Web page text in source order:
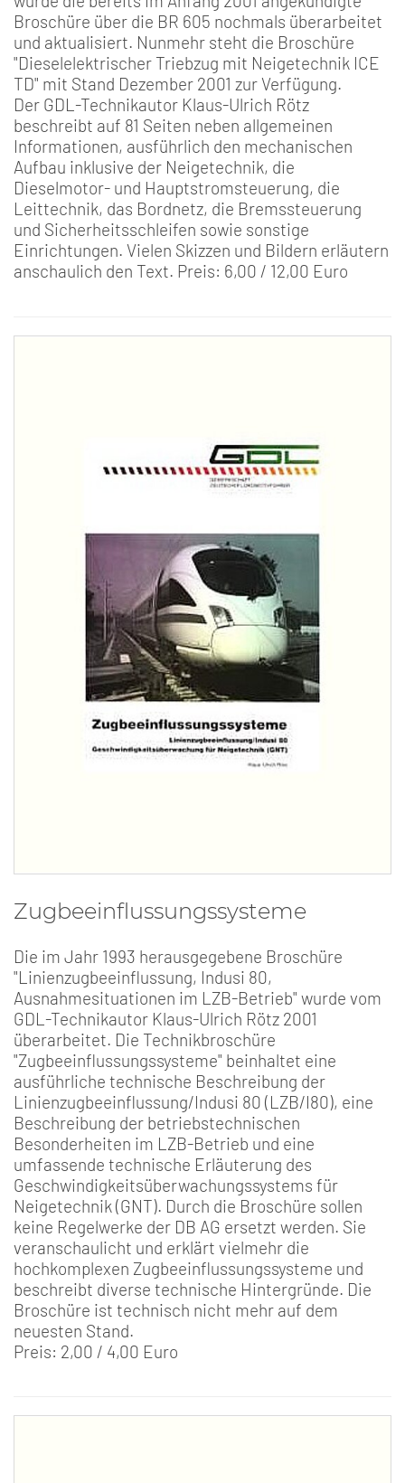
Broschüre über die BR 605 nochmals überarbeitet
und aktualisiert. Nunmehr steht die Broschüre
"Dieselelektrischer Triebzug mit Neigetechnik ICE
TD" mit Stand Dezember 2001 zur Verfügung.
Der GDL-Technikautor Klaus-Ulrich Rötz
beschreibt auf 81 Seiten neben allgemeinen
Informationen, ausführlich den mechanischen
Aufbau inklusive der Neigetechnik, die
Dieselmotor- und Hauptstromsteuerung, die
Leittechnik, das Bordnetz, die Bremssteuerung
und Sicherheitsschleifen sowie sonstige
Einrichtungen. Vielen Skizzen und Bildern erläutern
anschaulich den Text. Preis: 6,00 / 12,00 Euro
Zugbeeinflussungssysteme
Die im Jahr 1993 herausgegebene Broschüre
"Linienzugbeeinflussung, Indusi 80,
Ausnahmesituationen im LZB-Betrieb" wurde vom
GDL-Technikautor Klaus-Ulrich Rötz 2001
überarbeitet. Die Technikbroschüre
"Zugbeeinflussungssysteme" beinhaltet eine
ausführliche technische Beschreibung der
Linienzugbeeinflussung/Indusi 80 (LZB/I80), eine
Beschreibung der betriebstechnischen
Besonderheiten im LZB-Betrieb und eine
umfassende technische Erläuterung des
Geschwindigkeitsüberwachungssystems für
Neigetechnik (GNT). Durch die Broschüre sollen
keine Regelwerke der DB AG ersetzt werden. Sie
veranschaulicht und erklärt vielmehr die
hochkomplexen Zugbeeinflussungssysteme und
beschreibt diverse technische Hintergründe. Die
Broschüre ist technisch nicht mehr auf dem
neuesten Stand.
Preis: 2,00 / 4,00 Euro